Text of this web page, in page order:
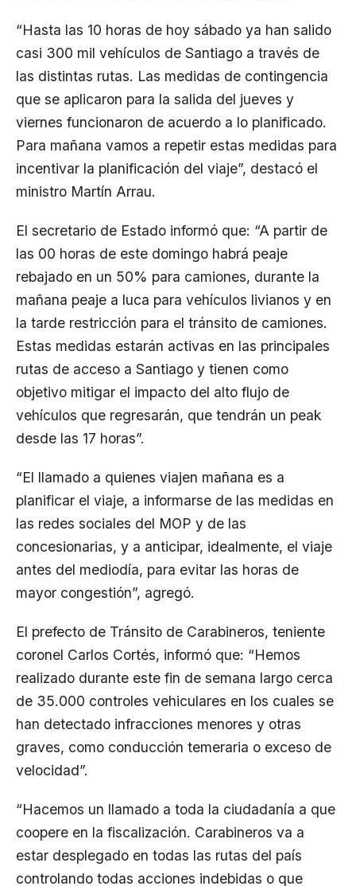
“Hasta las 10 horas de hoy sábado ya han salido
casi 300 mil vehículos de Santiago a través de
las distintas rutas. Las medidas de contingencia
que se aplicaron para la salida del jueves y
viernes funcionaron de acuerdo a lo planificado.
Para mañana vamos a repetir estas medidas para
incentivar la planificación del viaje”, destacó el
ministro Martín Arrau.
El secretario de Estado informó que: “A partir de
las 00 horas de este domingo habrá peaje
rebajado en un 50% para camiones, durante la
mañana peaje a luca para vehículos livianos y en
la tarde restricción para el tránsito de camiones.
Estas medidas estarán activas en las principales
rutas de acceso a Santiago y tienen como
objetivo mitigar el impacto del alto flujo de
vehículos que regresarán, que tendrán un peak
desde las 17 horas”.
“El llamado a quienes viajen mañana es a
planificar el viaje, a informarse de las medidas en
las redes sociales del MOP y de las
concesionarias, y a anticipar, idealmente, el viaje
antes del mediodía, para evitar las horas de
mayor congestión”, agregó.
El prefecto de Tránsito de Carabineros, teniente
coronel Carlos Cortés, informó que: “Hemos
realizado durante este fin de semana largo cerca
de 35.000 controles vehiculares en los cuales se
han detectado infracciones menores y otras
graves, como conducción temeraria o exceso de
velocidad”.
“Hacemos un llamado a toda la ciudadanía a que
coopere en la fiscalización. Carabineros va a
estar desplegado en todas las rutas del país
controlando todas acciones indebidas o que